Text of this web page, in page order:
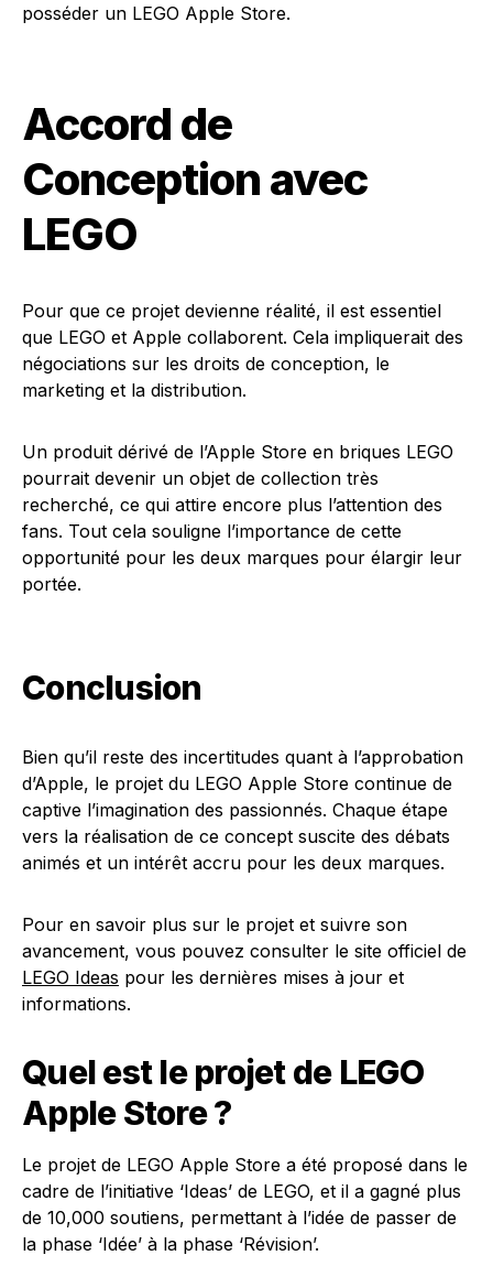
posséder un LEGO Apple Store.
Accord de
Conception avec
LEGO
Pour que ce projet devienne réalité, il est essentiel
que LEGO et Apple collaborent. Cela impliquerait des
négociations sur les droits de conception, le
marketing et la distribution.
Un produit dérivé de l’Apple Store en briques LEGO
pourrait devenir un objet de collection très
recherché, ce qui attire encore plus l’attention des
fans. Tout cela souligne l’importance de cette
opportunité pour les deux marques pour élargir leur
portée.
Conclusion
Bien qu’il reste des incertitudes quant à l’approbation
d’Apple, le projet du LEGO Apple Store continue de
captive l’imagination des passionnés. Chaque étape
vers la réalisation de ce concept suscite des débats
animés et un intérêt accru pour les deux marques.
Pour en savoir plus sur le projet et suivre son
avancement, vous pouvez consulter le site officiel de
LEGO Ideas pour les dernières mises à jour et
informations.
Quel est le projet de LEGO
Apple Store ?
Le projet de LEGO Apple Store a été proposé dans le
cadre de l’initiative ‘Ideas’ de LEGO, et il a gagné plus
de 10,000 soutiens, permettant à l’idée de passer de
la phase ‘Idée’ à la phase ‘Révision’.